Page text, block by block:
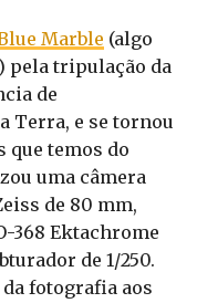
Marble (algo
pela tripulação da
de
Terra, e se tornou
que temos do
uma câmera
de 80 mm,
368 Ektachrome
de 1/250.
fotografia aos